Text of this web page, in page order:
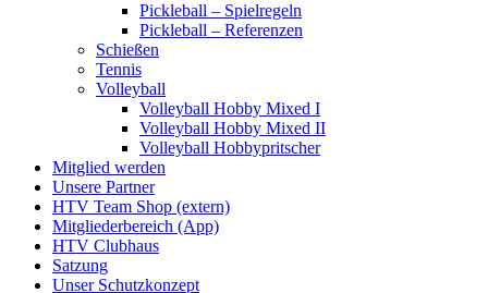
Pickleball – Spielregeln
Pickleball – Referenzen
Schießen
Tennis
Volleyball
Volleyball Hobby Mixed I
Volleyball Hobby Mixed II
Volleyball Hobbypritscher
Mitglied werden
Unsere Partner
HTV Team Shop (extern)
Mitgliederbereich (App)
HTV Clubhaus
Satzung
Unser Schutzkonzept